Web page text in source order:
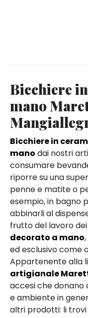
Bicchiere
mano
Bicchiere in
mano dai nostri
consumare
riporre su una
penne e matite o
esempio, in bagno
abbinarli al
frutto del lavoro
decorato a mano
ed esclusivo come
Appartenente alla
artigianale
accesi che donano
e ambiente in
altri prodotti: li